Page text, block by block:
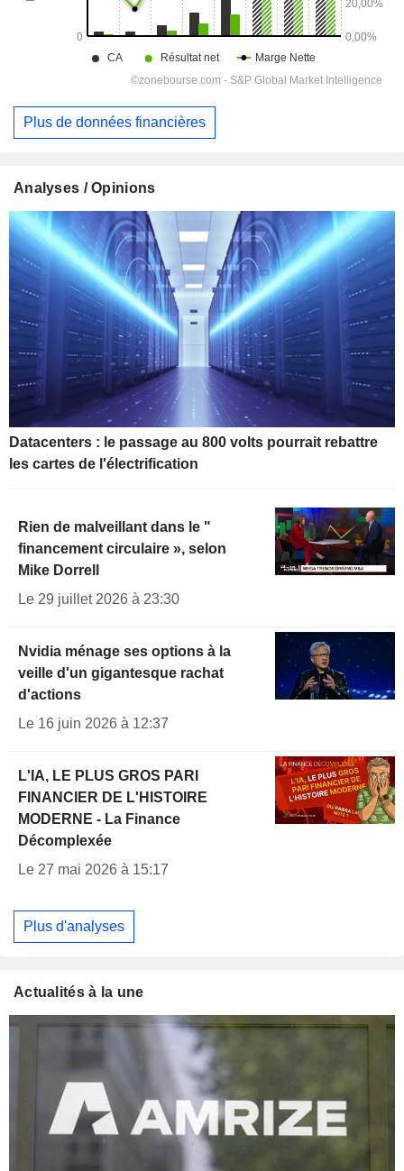
Plus de données financières
Analyses / Opinions
Datacenters : le passage au 800 volts pourrait rebattre
les cartes de l'électrification
Rien de malveillant dans le "
financement circulaire », selon
Mike Dorrell
Le 29 juillet 2026 à 23:30
Nvidia ménage ses options à la
veille d'un gigantesque rachat
d'actions
Le 16 juin 2026 à 12:37
L'IA, LE PLUS GROS PARI
FINANCIER DE L'HISTOIRE
MODERNE - La Finance
Décomplexée
Le 27 mai 2026 à 15:17
Plus d'analyses
Actualités à la une